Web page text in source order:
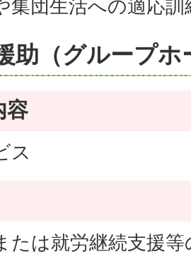
集団生活への適応
助（グループホ
容
ス
たは就労継続支援